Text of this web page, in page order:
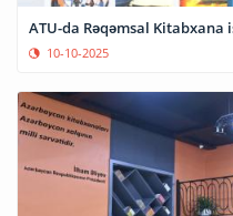
ATU-da Rəqəmsal
10-10-2025